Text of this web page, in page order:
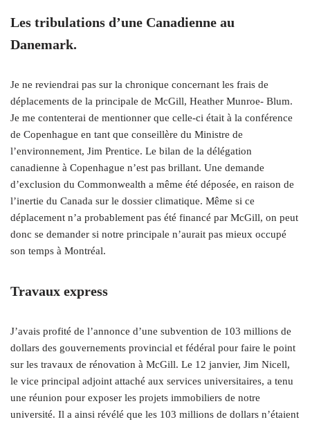
Les tribulations d’une Canadienne au
Danemark.
Je ne reviendrai pas sur la chronique concernant les frais de
déplacements de la principale de McGill, Heather Munroe- Blum.
Je me contenterai de mentionner que celle-ci était à la conférence
de Copenhague en tant que conseillère du Ministre de
l’environnement, Jim Prentice. Le bilan de la délégation
canadienne à Copenhague n’est pas brillant. Une demande
d’exclusion du Commonwealth a même été déposée, en raison de
l’inertie du Canada sur le dossier climatique. Même si ce
déplacement n’a probablement pas été financé par McGill, on peut
donc se demander si notre principale n’aurait pas mieux occupé
son temps à Montréal.
Travaux express
J’avais profité de l’annonce d’une subvention de 103 millions de
dollars des gouvernements provincial et fédéral pour faire le point
sur les travaux de rénovation à McGill. Le 12 janvier, Jim Nicell,
le vice principal adjoint attaché aux services universitaires, a tenu
une réunion pour exposer les projets immobiliers de notre
université. Il a ainsi révélé que les 103 millions de dollars n’étaient